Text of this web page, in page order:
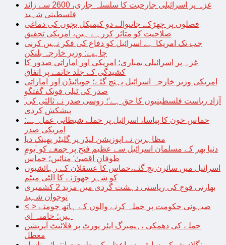
غزہ پر اسرائیلی جارحیت کا سلسلہ جاری، 2600 سے زائد
فلسطینی شہید
فصلوں پر چھڑکے جانیوالے دو کیمیکل بچوں کی دماغی
صلاحیت کو متاثر کررہے ہیں، امریکی تحقیق
جب تک امریکا ہے اسرائیل کو دفاع کی فکر نہیں کرنی
چاہیے: وزیر خارجہ بلنکن
غزہ پر اسرائیلی بمباری؛ امریکی اور اماراتی صدور کا
کشیدگی کے جلد خاتمے پر اتفاق
امریکی وزیر خارجہ اسرائیل پہنچ گئے؛ جوبائیڈن اور اماراتی
صدر کی ٹیلی فونک گفتگو
’آزاد ریاست فلسطینیوں کا حق ہے‘؛ روسی صدر نے ثالثی کی
پیشکش کردی
حماس خون کا پیاسا، اسرائیل پر حملے شیطانی عمل ہے:
امریکی صدر
مظاہرین نے اپوزیشن لیڈر پر گلیٹر پھینک دیا
دنیا بھر کے مسلمان اسرائیل سے عظیم فتح پر جمعے کو ’یومِ
طوفانِ اقصیٰ‘ منائیں؛ حماس
اسرائیل میں سائرن بج گئے،حماس کا عسقلان کے رہائشیوں
کو شہر چھوڑنے کا الٹی میٹم
بھارتی فوج کی ریاستی دہشت گردی میں مزید 2 کشمیری
نوجوان شہید
< > صیہونی حکومت پر حملہ کرنے والوں کے ہاتھ چومتے
ہیں؛ خامنہ ای
حملے کی دھمکی ،ہیمبرگ ایئر پورٹ پر فلائیٹ آپریشن
معطل